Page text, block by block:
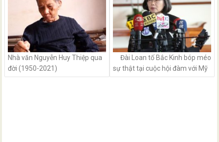
Nhà văn Nguyễn Huy Thiệp qua
đời (1950-2021)
Đài Loan tố Bắc Kinh bóp méo
sự thật tại cuộc hội đàm với Mỹ